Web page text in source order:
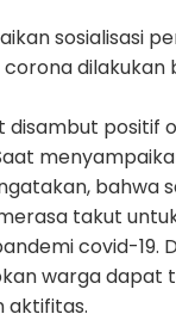
sosialisasi
dilakukan
disambut positif
bahwa
takut
covid-19.
warga dapat
aktifitas.